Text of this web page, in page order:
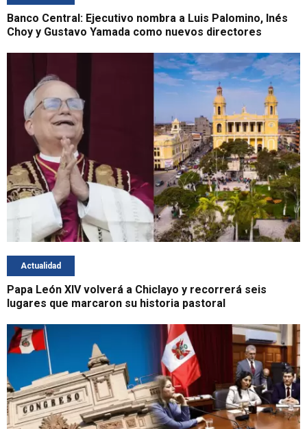
Banco Central: Ejecutivo nombra a Luis Palomino, Inés
Choy y Gustavo Yamada como nuevos directores
Actualidad
Papa León XIV volverá a Chiclayo y recorrerá seis
lugares que marcaron su historia pastoral